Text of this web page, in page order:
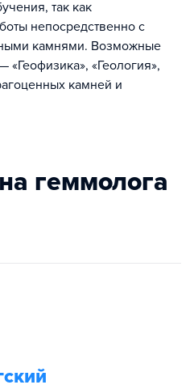
так как
непосредственно с
камнями. Возможные
«Геофизика», «Геология»,
камней и
геммолога